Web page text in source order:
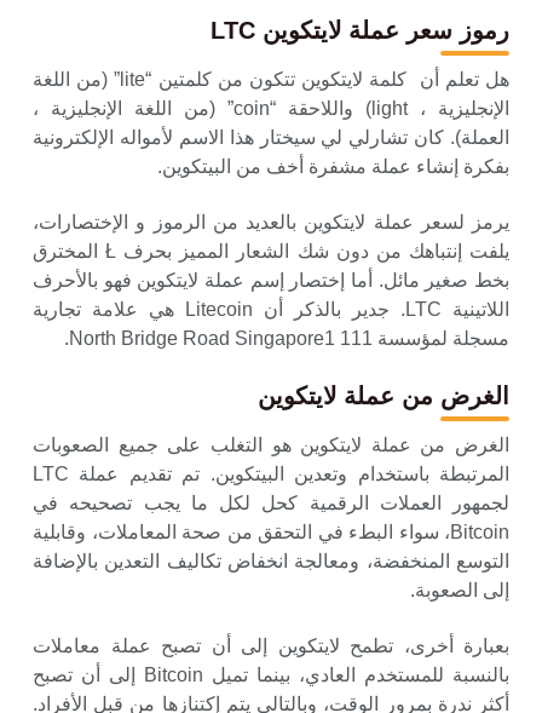
رموز سعر عملة لايتكوين LTC
هل تعلم أن كلمة لايتكوين تتكون من كلمتين “lite” (من اللغة
الإنجليزية ، light) واللاحقة “coin” (من اللغة الإنجليزية ،
العملة). كان تشارلي لي سيختار هذا الاسم لأمواله الإلكترونية
بفكرة إنشاء عملة مشفرة أخف من البيتكوين.
يرمز لسعر عملة لايتكوين بالعديد من الرموز و الإختصارات،
يلفت إنتباهك من دون شك الشعار المميز بحرف Ł المخترق
بخط صغير مائل. أما إختصار إسم عملة لايتكوين فهو بالأحرف
اللاتينية LTC. جدير بالذكر أن Litecoin هي علامة تجارية
مسجلة لمؤسسة 111 North Bridge Road Singapore1.
الغرض من عملة لايتكوين
الغرض من عملة لايتكوين هو التغلب على جميع الصعوبات
المرتبطة باستخدام وتعدين البيتكوين. تم تقديم عملة LTC
لجمهور العملات الرقمية كحل لكل ما يجب تصحيحه في
Bitcoin، سواء البطء في التحقق من صحة المعاملات، وقابلية
التوسع المنخفضة، ومعالجة انخفاض تكاليف التعدين بالإضافة
إلى الصعوبة.
بعبارة أخرى، تطمح لايتكوين إلى أن تصبح عملة معاملات
بالنسبة للمستخدم العادي، بينما تميل Bitcoin إلى أن تصبح
أكثر ندرة بمرور الوقت، وبالتالي يتم إكتنازها من قبل الأفراد.